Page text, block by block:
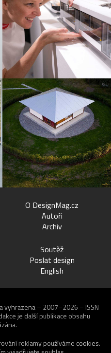
O DesignMag.cz
Autoři
Archiv
Soutěž
Poslat design
English
vyhrazena – 2007–2026 – ISSN
je další publikace obsahu
reklamy používáme cookies.